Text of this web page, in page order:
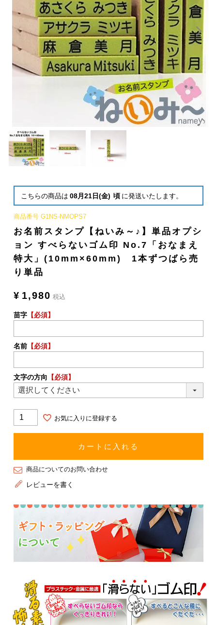
こちらの商品は 08月21日(金) 頃 に発送いたします。
商品番号 G1NS-NMOPS7
お名前スタンプ【ねいみ～♪】単品オプシ
ョン すべらないゴム印 No.7「おなまえ
特大」(10mm×60mm) 1本ずつばら売
り単品
¥ 1,980 税込
苗字 【必須】
名前 【必須】
文字の方向 【必須】
お気に入りに登録する
カートに入れる
商品についてのお問い合わせ
レビューを書く